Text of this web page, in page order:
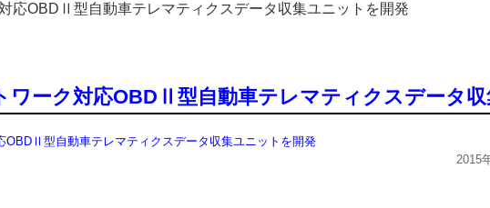
応OBDⅡ型自動車テレマティクスデータ収集ユニットを開発
ワーク対応OBDⅡ型自動車テレマティクスデータ
OBDⅡ型自動車テレマティクスデータ収集ユニットを開発
2015